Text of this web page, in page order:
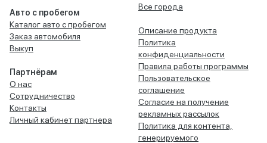
Авто с пробегом
Каталог авто с пробегом
Заказ автомобиля
Выкуп
Партнёрам
О нас
Сотрудничество
Контакты
Личный кабинет партнера
Все города
Описание продукта
Политика
конфиденциальности
Правила работы программы
Пользовательское
соглашение
Согласие на получение
рекламных рассылок
Политика для контента,
генерируемого